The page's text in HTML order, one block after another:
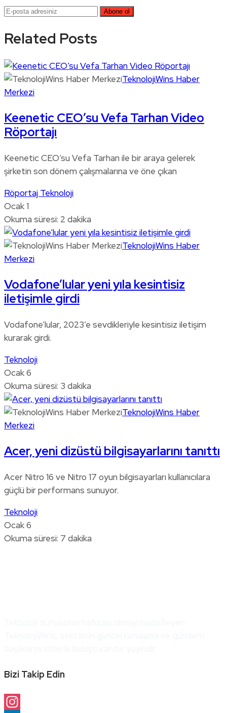
Related Posts
TeknolojiWins Haber
Merkezi
Keenetic CEO’su Vefa Tarhan Video
Röportajı
Keenetic CEO’su Vefa Tarhan ile bir araya gelerek
şirketin son dönem çalışmalarına ve öne çıkan
Röportaj Teknoloji
Ocak 1
Okuma süresi: 2 dakika
TeknolojiWins Haber
Merkezi
Vodafone’lular yeni yıla kesintisiz
iletişimle girdi
Vodafone’lular, 2023’e sevdikleriyle kesintisiz iletişim
kurarak girdi.
Teknoloji
Ocak 6
Okuma süresi: 3 dakika
TeknolojiWins Haber
Merkezi
Acer, yeni dizüstü bilgisayarlarını tanıttı
Acer Nitro 16 ve Nitro 17 oyun bilgisayarları kullanıcılara
güçlü bir performans sunuyor.
Teknoloji
Ocak 6
Okuma süresi: 7 dakika
Bizi Takip Edin